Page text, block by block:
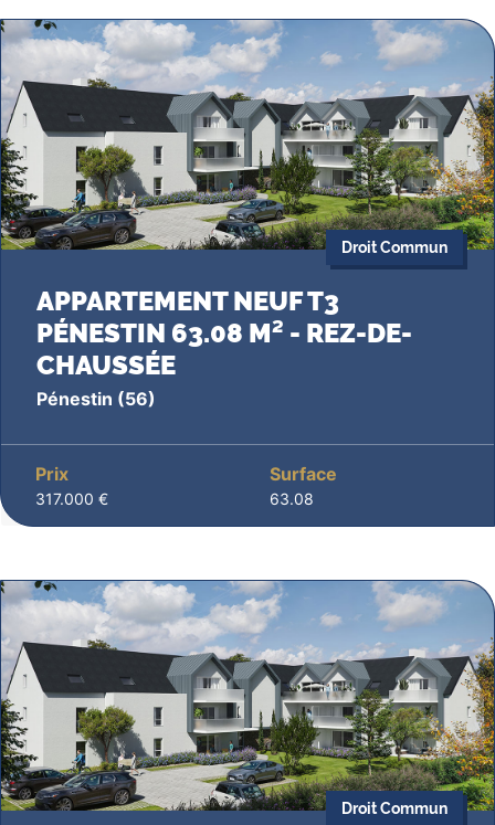
Droit Commun
APPARTEMENT NEUF T3
PÉNESTIN 63.08 M² - REZ-DE-
CHAUSSÉE
Pénestin (56)
Prix
317.000 €
Surface
63.08
Droit Commun